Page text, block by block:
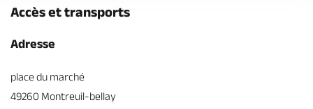
Accès et transports
Adresse
place du marché
49260 Montreuil-bellay